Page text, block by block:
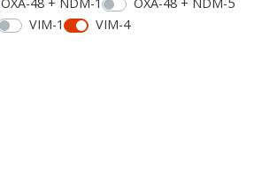
VIM-1
VIM-4